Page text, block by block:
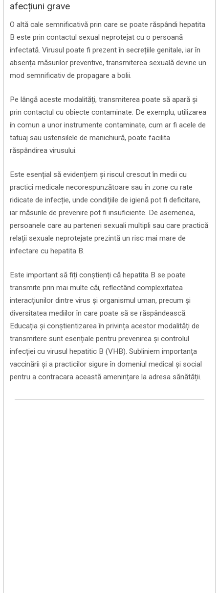
afecțiuni grave
O altă cale semnificativă prin care se poate răspândi hepatita
B este prin contactul sexual neprotejat cu o persoană
infectată. Virusul poate fi prezent în secrețiile genitale, iar în
absența măsurilor preventive, transmiterea sexuală devine un
mod semnificativ de propagare a bolii.
Pe lângă aceste modalități, transmiterea poate să apară și
prin contactul cu obiecte contaminate. De exemplu, utilizarea
în comun a unor instrumente contaminate, cum ar fi acele de
tatuaj sau ustensilele de manichiură, poate facilita
răspândirea virusului.
Este esențial să evidențiem și riscul crescut în medii cu
practici medicale necorespunzătoare sau în zone cu rate
ridicate de infecție, unde condițiile de igienă pot fi deficitare,
iar măsurile de prevenire pot fi insuficiente. De asemenea,
persoanele care au parteneri sexuali multipli sau care practică
relații sexuale neprotejate prezintă un risc mai mare de
infectare cu hepatita B.
Este important să fiți conștienți că hepatita B se poate
transmite prin mai multe căi, reflectând complexitatea
interacțiunilor dintre virus și organismul uman, precum și
diversitatea mediilor în care poate să se răspândească.
Educația și conștientizarea în privința acestor modalități de
transmitere sunt esențiale pentru prevenirea și controlul
infecției cu virusul hepatitic B (VHB). Subliniem importanța
vaccinării și a practicilor sigure în domeniul medical și social
pentru a contracara această amenințare la adresa sănătății.